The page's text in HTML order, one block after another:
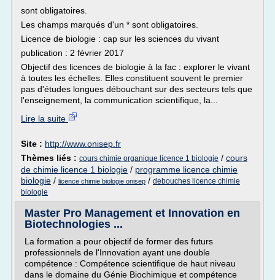
sont obligatoires.
Les champs marqués d'un * sont obligatoires.
Licence de biologie : cap sur les sciences du vivant
publication : 2 février 2017
Objectif des licences de biologie à la fac : explorer le vivant
à toutes les échelles. Elles constituent souvent le premier
pas d'études longues débouchant sur des secteurs tels que
l'enseignement, la communication scientifique, la...
Lire la suite
Site : http://www.onisep.fr
Thèmes liés : cours chimie organique licence 1 biologie / cours
de chimie licence 1 biologie / programme licence chimie
biologie / licence chimie biologie onisep / debouches licence chimie
biologie
Master Pro Management et Innovation en
Biotechnologies ...
La formation a pour objectif de former des futurs
professionnels de l'Innovation ayant une double
compétence : Compétence scientifique de haut niveau
dans le domaine du Génie Biochimique et compétence